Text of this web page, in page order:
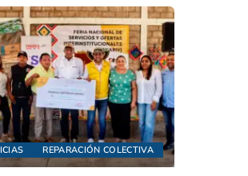
REPARACIÓN COLECTIVA